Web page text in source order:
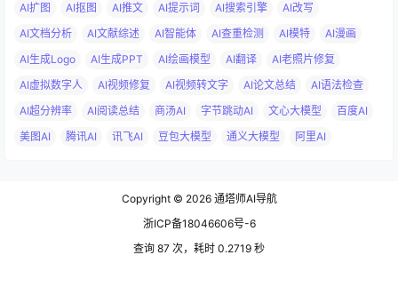
AI扩图
AI抠图 AI推文 AI提示词 AI搜索引擎
AI改写
AI文档分析
AI文献综述 AI智能体 AI查重检测 AI模特
AI漫画
AI生成Logo
AI生成PPT AI绘画模型 AI翻译
AI老照片修复
AI虚拟数字人
AI视频修复 AI视频转文字 AI论文总结
AI语法检查
AI超分辨率
AI阅读总结 商汤AI 字节跳动AI 文心大模型
百度AI
美图AI
腾讯AI 讯飞AI 豆包大模型 通义大模型 阿里AI
Copyright © 2026通塔师AI导航
浙ICP备18046606号-6
查询 87 次，耗时 0.2719 秒